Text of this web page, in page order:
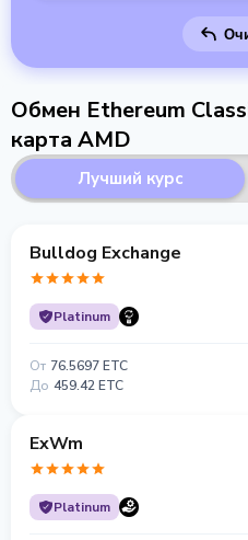
Обмен Ethereum
карта AMD
Лучший курс
Bulldog Exchange
Platinum
От 76.5697 ETC
До 459.42 ETC
ExWm
Platinum